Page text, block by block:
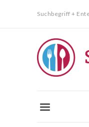
Suchbegriff +